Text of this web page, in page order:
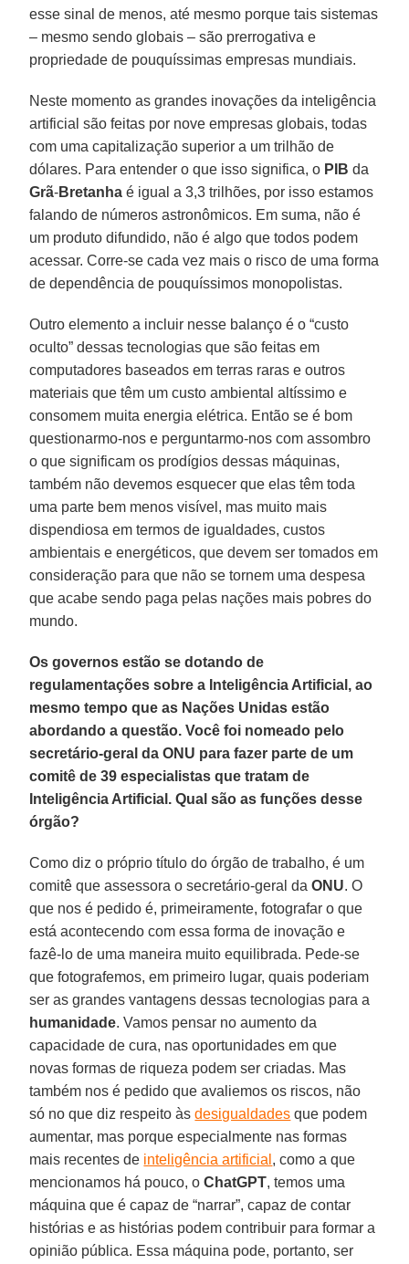
esse sinal de menos, até mesmo porque tais sistemas
– mesmo sendo globais – são prerrogativa e
propriedade de pouquíssimas empresas mundiais.
Neste momento as grandes inovações da inteligência
artificial são feitas por nove empresas globais, todas
com uma capitalização superior a um trilhão de
dólares. Para entender o que isso significa, o PIB da
Grã-Bretanha é igual a 3,3 trilhões, por isso estamos
falando de números astronômicos. Em suma, não é
um produto difundido, não é algo que todos podem
acessar. Corre-se cada vez mais o risco de uma forma
de dependência de pouquíssimos monopolistas.
Outro elemento a incluir nesse balanço é o “custo
oculto” dessas tecnologias que são feitas em
computadores baseados em terras raras e outros
materiais que têm um custo ambiental altíssimo e
consomem muita energia elétrica. Então se é bom
questionarmo-nos e perguntarmo-nos com assombro
o que significam os prodígios dessas máquinas,
também não devemos esquecer que elas têm toda
uma parte bem menos visível, mas muito mais
dispendiosa em termos de igualdades, custos
ambientais e energéticos, que devem ser tomados em
consideração para que não se tornem uma despesa
que acabe sendo paga pelas nações mais pobres do
mundo.
Os governos estão se dotando de
regulamentações sobre a Inteligência Artificial, ao
mesmo tempo que as Nações Unidas estão
abordando a questão. Você foi nomeado pelo
secretário-geral da ONU para fazer parte de um
comitê de 39 especialistas que tratam de
Inteligência Artificial. Qual são as funções desse
órgão?
Como diz o próprio título do órgão de trabalho, é um
comitê que assessora o secretário-geral daONU. O
que nos é pedido é, primeiramente, fotografar o que
está acontecendo com essa forma de inovação e
fazê-lo de uma maneira muito equilibrada. Pede-se
que fotografemos, em primeiro lugar, quais poderiam
ser as grandes vantagens dessas tecnologias para a
humanidade. Vamos pensar no aumento da
capacidade de cura, nas oportunidades em que
novas formas de riqueza podem ser criadas. Mas
também nos é pedido que avaliemos os riscos, não
só no que diz respeito àsdesigualdades que podem
aumentar, mas porque especialmente nas formas
mais recentes de inteligência artificial , como a que
mencionamos há pouco, oChatGPT, temos uma
máquina que é capaz de “narrar”, capaz de contar
histórias e as histórias podem contribuir para formar a
opinião pública. Essa máquina pode, portanto, ser